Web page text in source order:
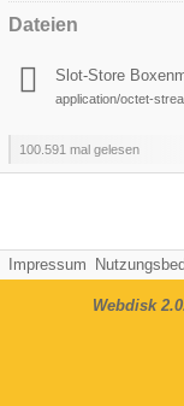
Dateien
Slot-Store
application/octet-
100.591 mal gelesen
Impressum
Webdisk